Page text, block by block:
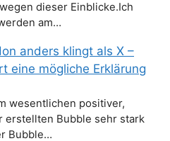
dieser Einblicke.Ich
am…
anders klingt als X –
eine mögliche Erklärung
wesentlichen positiver,
erstellten Bubble sehr stark
Bubble…